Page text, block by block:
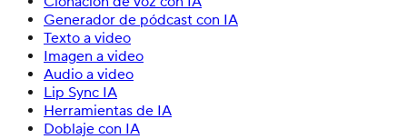
Generador de pódcast con IA
Texto a video
Imagen a video
Audio a video
Lip Sync IA
Herramientas de IA
Doblaje con IA